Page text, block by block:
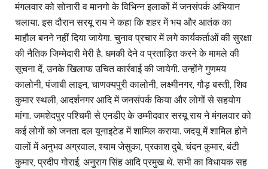
मंगलवार को सोनारी व मानगो के विभिन्न इलाकों में जनसंपर्क अभियान
चलाया. इस दौरान सरयू राय ने कहा कि शहर में भय और आतंक का
माहौल बनने नहीं दिया जायेगा. चुनाव प्रचार में लगे कार्यकर्ताओं की सुरक्षा
की नैतिक जिम्मेदारी मेरी है. धमकी देने व प्रताड़ित करने के मामले की
सूचना दें, उनके खिलाफ उचित कार्रवाई की जायेगी. उन्होंने गुणमय
कालोनी, पंजाबी लाइन, चाणक्यपुरी कालोनी, लक्ष्मीनगर, गौड़ बस्ती, शिव
कुमार स्थली, आदर्शनगर आदि में जनसंपर्क किया और लोगों से सहयोग
मांगा. जमशेदपुर पश्चिमी से एनडीए के उम्मीदवार सरयू राय ने मंगलवार को
कई लोगों को जनता दल यूनाइटेड में शामिल कराया. जदयू में शामिल होने
वालों में अनुभव अग्रवाल, श्याम जेसुका, प्रकाश दुबे, चंदन कुमार, बंटी
कुमार, प्रदीप गोराई, अनुराग सिंह आदि प्रमुख थे. सभी का विधायक सह